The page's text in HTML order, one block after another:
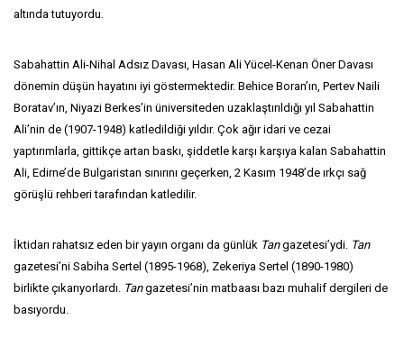
altında tutuyordu.
Sabahattin Ali-Nihal Adsız Davası, Hasan Ali Yücel-Kenan Öner Davası
dönemin düşün hayatını iyi göstermektedir. Behice Boran’ın, Pertev Naili
Boratav’ın, Niyazi Berkes’in üniversiteden uzaklaştırıldığı yıl Sabahattin
Ali’nin de (1907-1948) katledildiği yıldır. Çok ağır idari ve cezai
yaptırımlarla, gittikçe artan baskı, şiddetle karşı karşıya kalan Sabahattin
Ali, Edirne’de Bulgaristan sınırını geçerken, 2 Kasım 1948’de ırkçı sağ
görüşlü rehberi tarafından katledilir.
İktidarı rahatsız eden bir yayın organı da günlük Tangazetesi’ydi. Tan
gazetesi’ni Sabiha Sertel (1895-1968), Zekeriya Sertel (1890-1980)
birlikte çıkarıyorlardı. Tangazetesi’nin matbaası bazı muhalif dergileri de
basıyordu.